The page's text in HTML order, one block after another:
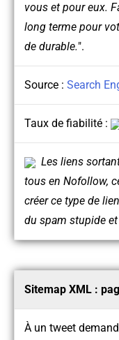
vous et pour eux.
long terme pour
de durable.".
Source : Search
Taux de fiabilité :
Les liens
tous en Nofollow,
créer ce type de
du spam stupide
Sitemap XML :
À un tweet